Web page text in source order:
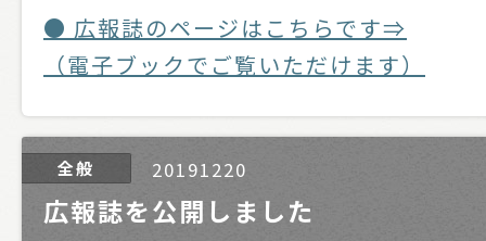
● 広報誌のページはこちらです⇒
（電子ブックでご覧いただけます）
20191220
全般
広報誌を公開しました